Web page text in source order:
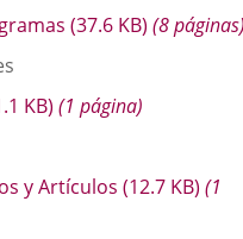
(37.6 KB) (8
KB) (1 página)
y Artículos (12.7 KB) (1